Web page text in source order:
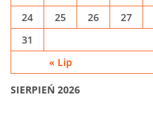
SIERPIEŃ 2026
« Lip
24
25 26 27
31